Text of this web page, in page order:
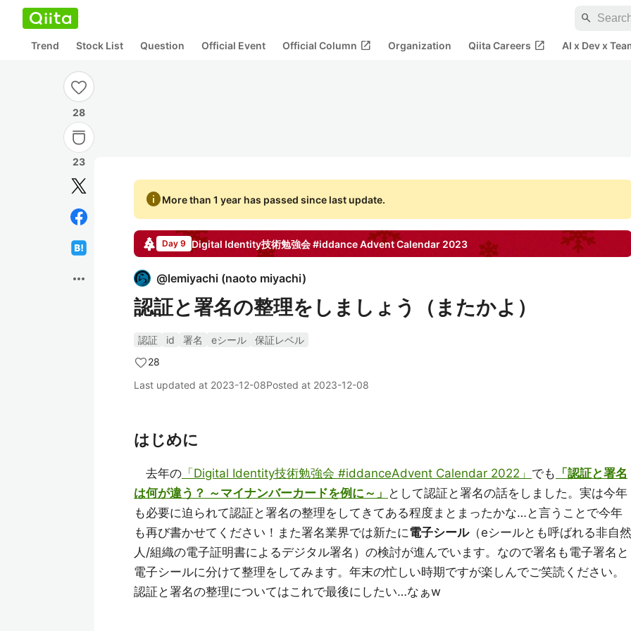
search
Trend Stock List Question Official Event Official Column open_in_new Organization Qiita Careers open_in_new AI x Dev x
28
23
more_horiz
infoMore than 1 year has passed since last update.
Day 9 Digital Identity技術勉強会 #iddanceAdvent Calendar 2023
@lemiyachi (naoto miyachi)
認証と署名の整理をしましょう（またかよ）
認証 id 署名 eシール
保証レベル
28
Last updated at 2023-12-08Posted at 2023-12-08
はじめに
去年の 「Digital Identity技術勉強会 #iddanceAdvent Calendar 2022」 でも 「認証と署名
は何が違う？ ～マイナンバーカードを例に～」 として認証と署名の話をしました。実は今年
も必要に迫られて認証と署名の整理をしてきてある程度まとまったかな…と言うことで今年
も再び書かせてください！また署名業界では新たに電子シール（eシールとも呼ばれる非自然
人/組織の電子証明書によるデジタル署名）の検討が進んでいます。なので署名も電子署名と
電子シールに分けて整理をしてみます。年末の忙しい時期ですが楽しんでご笑読ください。
認証と署名の整理についてはこれで最後にしたい…なぁw